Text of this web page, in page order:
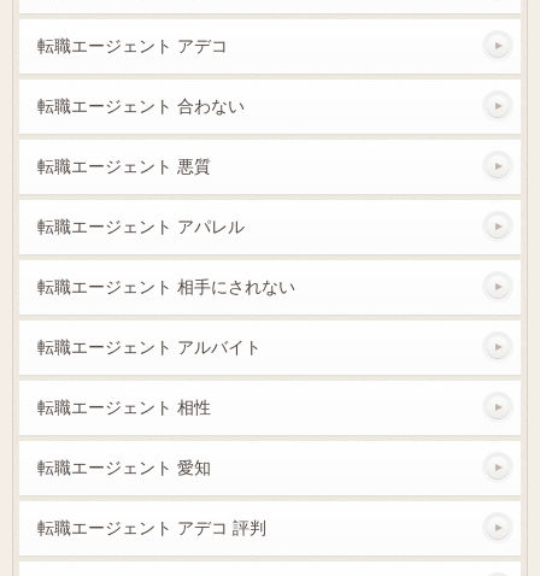
転職エージェント アデコ
転職エージェント 合わない
転職エージェント 悪質
転職エージェント アパレル
転職エージェント 相手にされない
転職エージェント アルバイト
転職エージェント 相性
転職エージェント 愛知
転職エージェント アデコ 評判